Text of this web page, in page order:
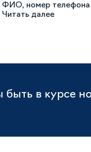
ФИО, номер телефона
Читать далее
в курсе